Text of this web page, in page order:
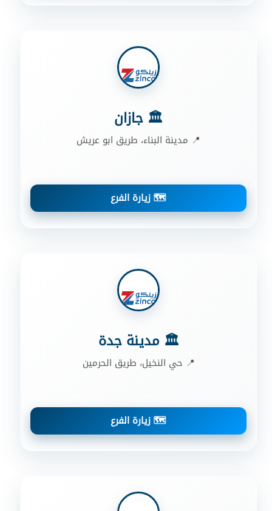
🏛️ جازان
📍 مدينة البناء، طريق ابو عريش
🗺️ زيارة الفرع
🏛️ مدينة جدة
📍 حي النخيل، طريق الحرمين
🗺️ زيارة الفرع